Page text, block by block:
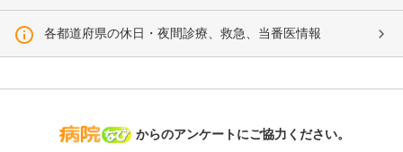
各都道府県の休日・夜間診療、救急、当番医情報
病院なび
からのアンケートにご協力ください。